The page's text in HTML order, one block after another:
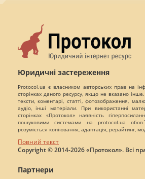
Юридичні застереження
Protocol.ua є власником авторських прав на
сторінках даного ресурсу, якщо не вказано
тексти, коментарі, статті, фотозображення,
аудіо, інші матеріали. При використанні
сторінках «Протокол» наявність
пошуковими системами на protocol.ua
розуміється копіювання, адаптація, рерайтинг,
Повний текст
Copyright © 2014-2026 «Протокол». Всі
Партнери